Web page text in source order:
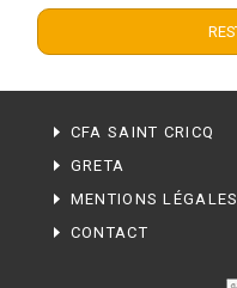
CFA SAINT CRICQ
GRETA
MENTIONS LÉGALES
CONTACT